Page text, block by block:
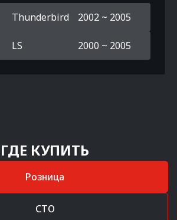
Thunderbird 2002 ~ 2005
LS 2000 ~ 2005
ГДЕ КУПИТЬ
Розница
СТО